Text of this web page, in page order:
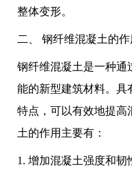
整体变形。
二、 钢纤维混凝土的作
钢纤维混凝土是一种通
能的新型建筑材料。具
特点，可以有效地提高
土的作用主要有：
1. 增加混凝土强度和